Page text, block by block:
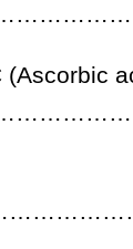
(Ascorbic